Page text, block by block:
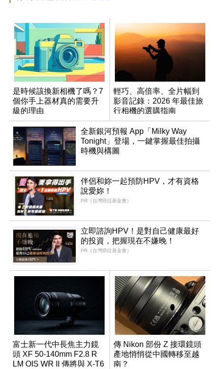
是時候該換新相機了嗎？7
個你手上器材真的需要升
級的理由
輕巧、高倍率、全片幅到
影音記錄：2026 年最佳旅
行相機的選購指南
全新銀河預報 App「Milky Way
Tonight」登場，一鍵掌握最佳拍攝
時機與構圖
伴侶和妳一起預防HPV，才有資格
說愛妳！
PR（台灣癌症基金會）
立即諮詢HPV！是對自己健康最好
的投資，把握現在不嫌晚！
PR（台灣癌症基金會）
富士新一代中長焦主力鏡
頭 XF 50-140mm F2.8 R
LM OIS WR II 傳將與 X-T6
傳 Nikon 部份 Z 接環鏡頭
產地悄悄從中國轉移至越
南？